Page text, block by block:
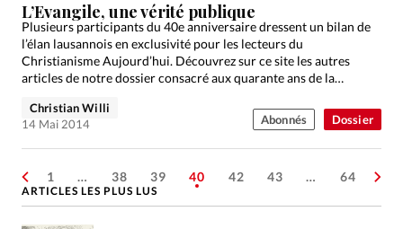
Dossier
L’Evangile, une vérité publique
Plusieurs participants du 40e anniversaire dressent un bilan de
l’élan lausannois en exclusivité pour les lecteurs du
Christianisme Aujourd’hui. Découvrez sur ce site les autres
articles de notre dossier consacré aux quarante ans de la…
Christian Willi
14 Mai 2014
Abonnés
1 … 38 39 40 42 43 … 64
ARTICLES LES PLUS LUS